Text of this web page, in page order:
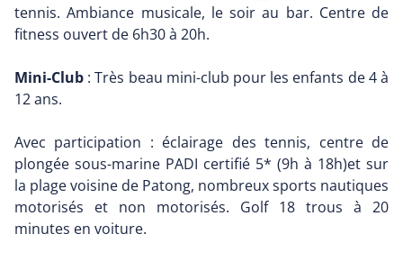
tennis. Ambiance musicale, le soir au bar. Centre de
fitness ouvert de 6h30 à 20h.
Mini-Club : Très beau mini-club pour les enfants de 4 à
12 ans.
Avec participation : éclairage des tennis, centre de
plongée sous-marine PADI certifié 5* (9h à 18h)et sur
la plage voisine de Patong, nombreux sports nautiques
motorisés et non motorisés. Golf 18 trous à 20
minutes en voiture.